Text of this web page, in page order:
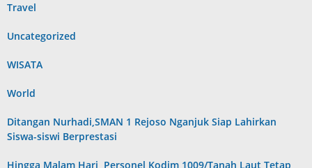
Travel
Uncategorized
WISATA
World
Ditangan Nurhadi,SMAN 1 Rejoso Nganjuk Siap Lahirkan
Siswa-siswi Berprestasi
Hingga Malam Hari, Personel Kodim 1009/Tanah Laut Tetap